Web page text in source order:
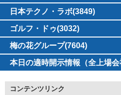
日本テクノ・ラボ(3849)
ゴルフ・ドゥ(3032)
梅の花グループ(7604)
本日の適時開示情報（全上場会
コンテンツリンク